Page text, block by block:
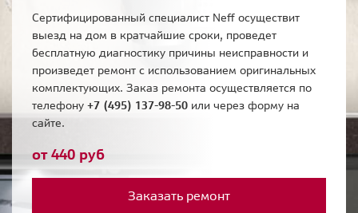
Сертифицированный специалист Neff осуществит
выезд на дом в кратчайшие сроки, проведет
бесплатную диагностику причины неисправности и
произведет ремонт с использованием оригинальных
комплектующих. Заказ ремонта осуществляется по
телефону +7 (495) 137-98-50 или через форму на
сайте.
от 440 руб
Заказать ремонт